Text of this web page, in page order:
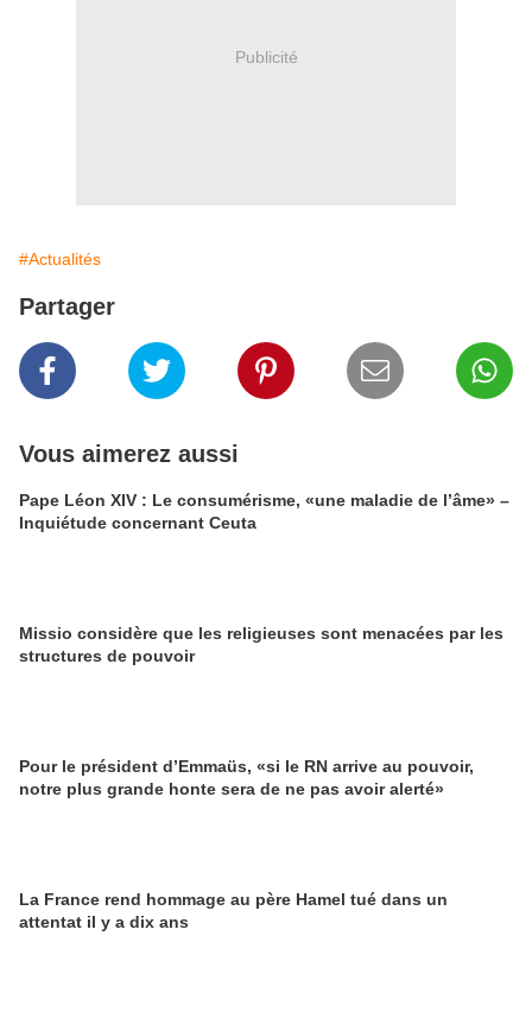
Publicité
#Actualités
Partager
Vous aimerez aussi
Pape Léon XIV : Le consumérisme, «une maladie de l’âme» –
Inquiétude concernant Ceuta
Missio considère que les religieuses sont menacées par les
structures de pouvoir
Pour le président d’Emmaüs, «si le RN arrive au pouvoir,
notre plus grande honte sera de ne pas avoir alerté»
La France rend hommage au père Hamel tué dans un
attentat il y a dix ans